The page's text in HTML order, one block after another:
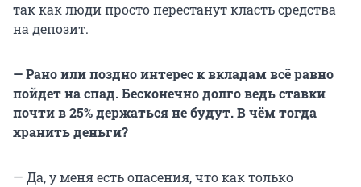
так как люди просто перестанут класть средства
на депозит.
— Рано или поздно интерес к вкладам всё равно
пойдет на спад. Бесконечно долго ведь ставки
почти в 25% держаться не будут. В чём тогда
хранить деньги?
— Да, у меня есть опасения, что как только